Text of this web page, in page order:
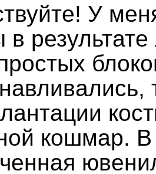
У
в
кошмар. В